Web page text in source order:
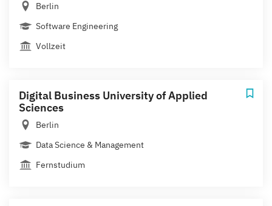
Berlin
Software Engineering
Vollzeit
Digital Business University of Applied
Sciences
Berlin
Data Science & Management
Fernstudium